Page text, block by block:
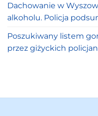
Dachowanie w
alkoholu. Policja
Poszukiwany listem
przez giżyckich